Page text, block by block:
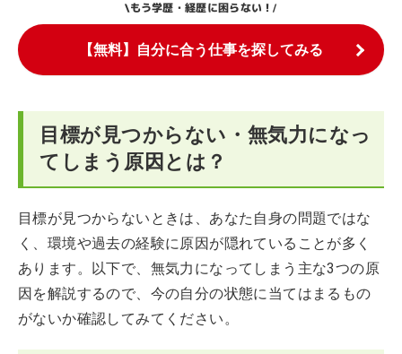
\もう学歴・経歴に困らない！/
【無料】自分に合う仕事を探してみる
目標が見つからない・無気力になっ
てしまう原因とは？
目標が見つからないときは、あなた自身の問題ではな
く、環境や過去の経験に原因が隠れていることが多く
あります。以下で、無気力になってしまう主な3つの原
因を解説するので、今の自分の状態に当てはまるもの
がないか確認してみてください。